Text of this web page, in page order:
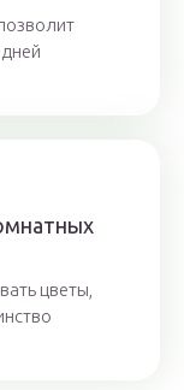
цветы,